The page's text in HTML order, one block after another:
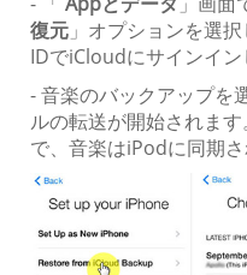
復元 」オプションを選
IDでiCloudにサインイン
- 音楽のバックアップを
ルの転送が開始されま
で、音楽はiPodに同期さ